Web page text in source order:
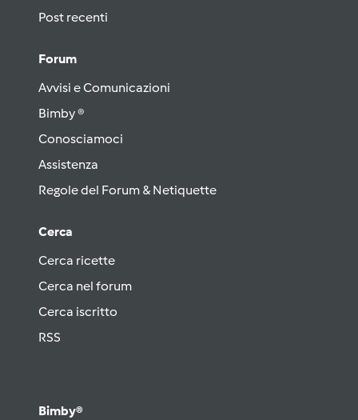
Post recenti
Forum
Avvisi e Comunicazioni
Bimby ®
Conosciamoci
Assistenza
Regole del Forum & Netiquette
Cerca
Cerca ricette
Cerca nel forum
Cerca iscritto
RSS
Bimby®